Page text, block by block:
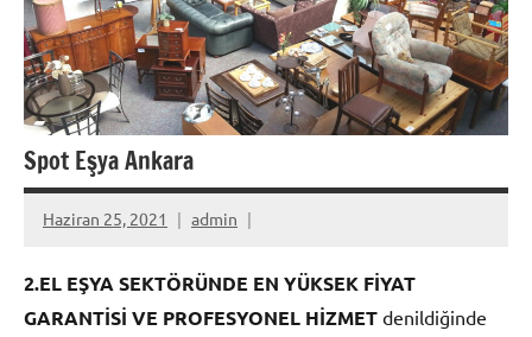
Spot Eşya Ankara
Haziran 25, 2021 admin
2.EL EŞYA SEKTÖRÜNDE EN YÜKSEK FİYAT
GARANTİSİ VE PROFESYONEL HİZMET denildiğinde